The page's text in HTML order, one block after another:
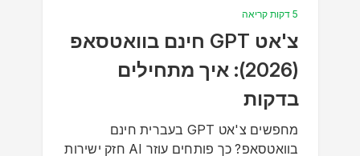
5 דקות קריאה
צ'אט GPT חינם בוואטסאפ
(2026): איך מתחילים
בדקות
מחפשים צ'אט GPT בעברית חינם
בוואטסאפ? כך פותחים עוזר AI חזק ישירות